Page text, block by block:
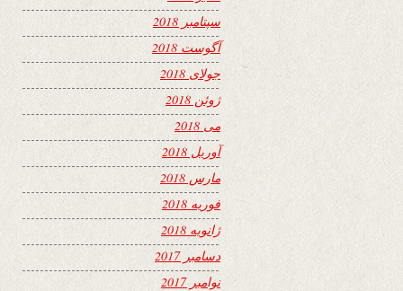
سپتامبر 2018
آگوست 2018
جولای 2018
ژوئن 2018
می 2018
آوریل 2018
مارس 2018
فوریه 2018
ژانویه 2018
دسامبر 2017
نوامبر 2017